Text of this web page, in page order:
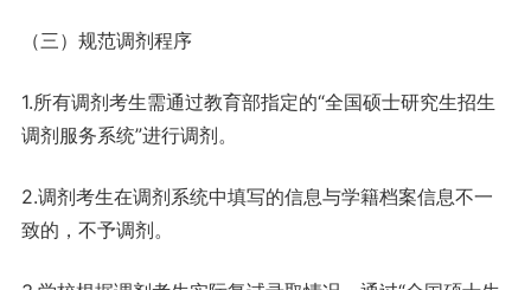
（三）规范调剂程序
1.所有调剂考生需通过教育部指定的“全国硕士研究生招生
调剂服务系统”进行调剂。
2.调剂考生在调剂系统中填写的信息与学籍档案信息不一
致的，不予调剂。